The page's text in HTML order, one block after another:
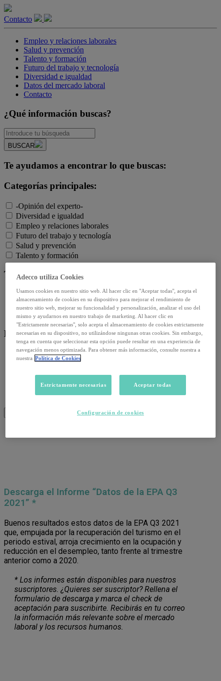
Contacto
Empleo y relaciones laborales
Salud y prevención
Talento y formación
Futuro del trabajo y tecnología
Diversidad e igualdad
Datos del mercado laboral
Contacto
¿Qué información buscas?
BUSCAR
Te ayudamos a encontrar lo que buscas:
Categorías principales:
-Opinión del experto-
Diversidad e igualdad
Empleo y relaciones laborales
Futuro del trabajo y tecnología
Salud y prevención
Talento y formación
Temas de actualidad:
Reformas laborales
Reskilling y upskilling
Salud emocional y post-pandemia
Recursos:
Artículos
Infografías
Informes
Podcast
Video
Descarga el Informe “Datos de la EPA Q3
2021” *
Buenos resultados estos datos de la EPA Q3 2021
que, empujada por la recuperación del turismo en el
periodo estival, arroja crecimiento en la ocupación y
reducción en el desempleo, tanto frente al trimestre
anterior como a 2020.
* Los informes están disponibles para nuestros
suscriptores. ¿Quieres ser suscriptor? Rellena el
formulario de descarga y marca el check de
aceptación para suscribirte. Recibirás en tu correo
la información más relevante sobre el mercado
laboral y los recursos humanos.
Adecco utiliza Cookies
Usamos cookies en nuestro sitio web. Al hacer clic en "Aceptar todas", acepta el
almacenamiento de cookies en su dispositivo para mejorar el rendimiento de
nuestro sitio web, mejorar su funcionalidad y personalización, analizar el uso del
mismo y ayudarnos en nuestro trabajo de marketing. Al hacer clic en
"Estrictamente necesarias", solo acepta el almacenamiento de cookies estrictamente
necesarias en su dispositivo, no utilizándose ningunas otras cookies. Sin embargo,
tenga en cuenta que seleccionar esta opción puede resultar en una experiencia de
navegación menos optimizada. Para obtener más información, consulte nuestra a
nuestra Política de Cookies
Estrictamente necesarias Aceptar todas
Configuración de cookies